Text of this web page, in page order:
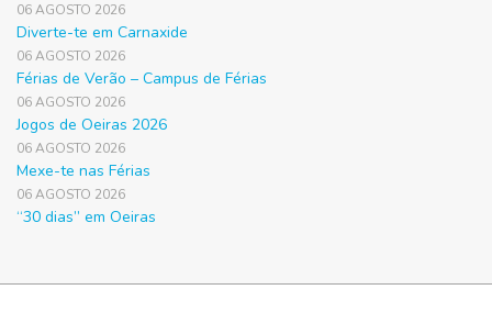
06 AGOSTO 2026
Diverte-te em Carnaxide
06 AGOSTO 2026
Férias de Verão – Campus de Férias
06 AGOSTO 2026
Jogos de Oeiras 2026
06 AGOSTO 2026
Mexe-te nas Férias
06 AGOSTO 2026
“30 dias” em Oeiras